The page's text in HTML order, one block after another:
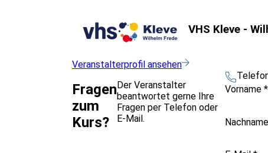
VHS Kleve -
Veranstalterprofil ansehen
Fragen
zum
Kurs?
Der Veranstalter
beantwortet gerne Ihre
Fragen per Telefon oder
E-Mail.
Vorname*